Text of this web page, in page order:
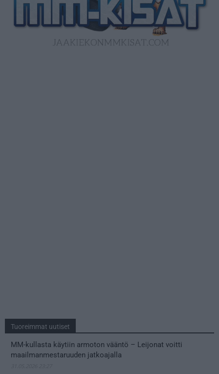
Tuoreimmat uutiset
MM-kullasta käytiin armoton vääntö – Leijonat voitti
maailmanmestaruuden jatkoajalla